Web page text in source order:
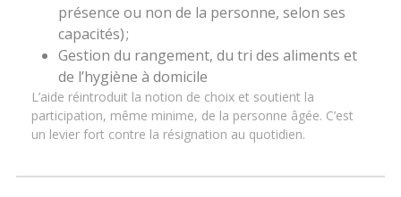
présence ou non de la personne, selon ses
capacités) ;
Gestion du rangement, du tri des aliments et
de l’hygiène à domicile
L’aide réintroduit la notion de choix et soutient la
participation, même minime, de la personne âgée. C’est
un levier fort contre la résignation au quotidien.